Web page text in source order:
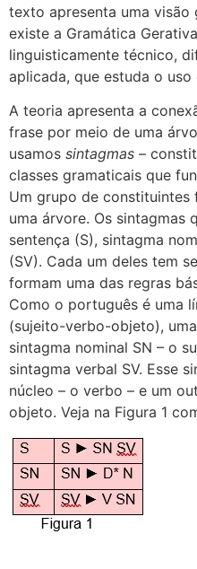
texto apresenta uma visão
existe a Gramática
linguisticamente técnico,
aplicada, que estuda o
A teoria apresenta a
frase por meio de uma
usamos sintagmas –
classes gramaticais que
Um grupo de constituintes
uma árvore. Os sintagmas
sentença (S), sintagma
(SV). Cada um deles tem
formam uma das regras
Como o português é uma
(sujeito-verbo-objeto),
sintagma nominal SN – o
sintagma verbal SV. Esse
núcleo – o verbo – e um
objeto. Veja na Figura 1